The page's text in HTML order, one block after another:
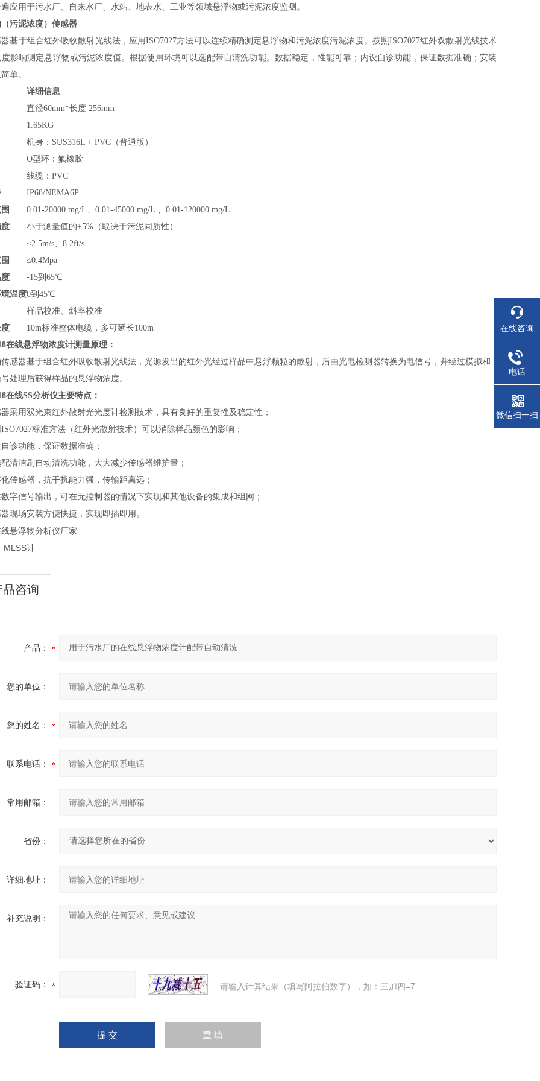
应用于污水厂、自来水厂、水站、地表水、工业等领域悬浮物或污泥浓度监测。
污泥浓度）传感器
基于组合红外吸收散射光线法，应用ISO7027方法可以连续精确测定悬浮物和污泥浓度污泥浓度。按照ISO7027红外双散射光线技术
影响测定悬浮物或污泥浓度值。根据使用环境可以选配带自清洗功能。数据稳定，性能可靠；内设自诊功能，保证数据准确；安装
单。
详细信息
直径60mm*长度 256mm
1.65KG
机身：SUS316L + PVC（普通版）
O型环： 氟橡胶
线缆： PVC
IP68/NEMA6P
0.01-20000 mg/L、0.01-45000 mg/L 、0.01-120000 mg/L
小于测量值的±5%（取决于污泥同质性）
≤2.5m/s、8.2ft/s
≤0.4Mpa
-15到65℃
温度0到45℃
样品校准、斜率校准
10m标准整体电缆，多可延长100m
在线悬浮物浓度计测量原理：
感器基于组合红外吸收散射光线法，光源发出的红外光经过样品中悬浮颗粒的散射，后由光电检测器转换为电信号，并经过模拟和
处理后获得样品的悬浮物浓度。
在线SS分析仪主要特点：
采用双光束红外散射光光度计检测技术，具有良好的重复性及稳定性；
标准方法（红外光散射技术）可以消除样品颜色的影响 ；
诊功能，保证数据准确 ；
清洁刷自动清洗功能，大大减少传感器维护量 ；
传感器，抗干扰能力强，传输距离远；
字信号输出，可在无控制器的情况下实现和其他设备的集成和组网；
现场安装方便快捷，实现即插即用。
悬浮物分析仪厂家
MLSS计
品咨询
产品：
您的单位：
您的姓名：
联系电话：
常用邮箱：
省份：
详细地址：
补充说明：
验证码： 请输入计算结果（填写阿拉伯数字），如：三加四=7
在线咨询
电话
微信扫一扫